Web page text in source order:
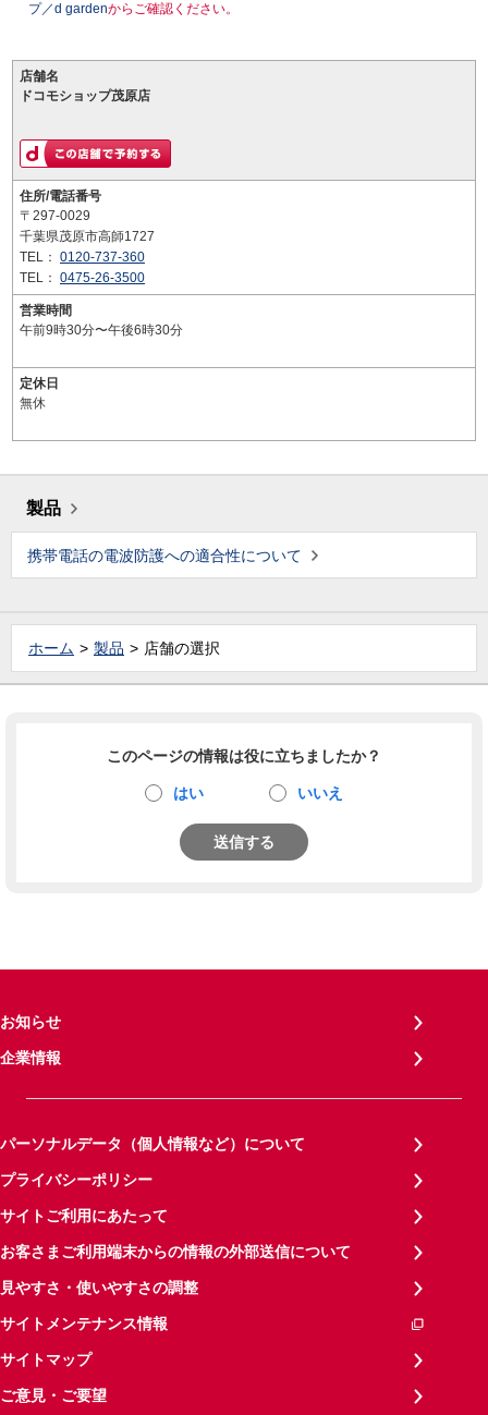
プ／d gardenからご確認ください。
店舗名
ドコモショップ茂原店
住所/電話番号
〒297-0029
千葉県茂原市高師1727
TEL： 0120-737-360
TEL： 0475-26-3500
営業時間
午前9時30分〜午後6時30分
定休日
無休
製品
携帯電話の電波防護への適合性について
ホーム 製品 店舗の選択
このページの情報は役に立ちましたか？
はい いいえ
送信する
お知らせ
企業情報
パーソナルデータ（個人情報など）について
プライバシーポリシー
サイトご利用にあたって
お客さまご利用端末からの情報の外部送信について
見やすさ・使いやすさの調整
サイトメンテナンス情報
サイトマップ
ご意見・ご要望